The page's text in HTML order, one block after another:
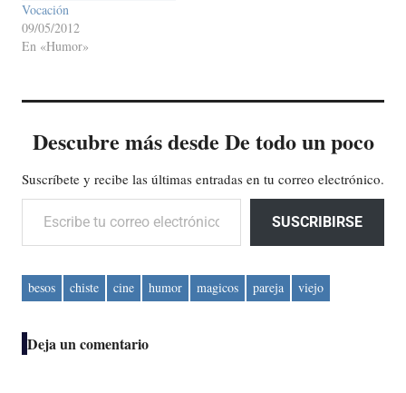
Vocación
09/05/2012
En «Humor»
Descubre más desde De todo un poco
Suscríbete y recibe las últimas entradas en tu correo electrónico.
Escribe tu correo electrónico…
SUSCRIBIRSE
besos chiste cine humor magicos pareja viejo
Deja un comentario